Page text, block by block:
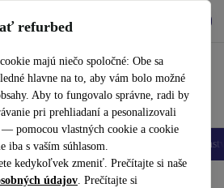
refurbed
majú niečo spoločné: Obe sa
hlavne na to, aby vám bolo možné
Aby to fungovalo správne, radi by
pri prehliadaní a pesonalizovali
— pomocou vlastných cookie a cookie
iba s vaším súhlasom.
kedykoľvek zmeniť. Prečítajte si naše
údajov. Prečítajte si
jednoducho
Tablety Inteligentné hodinky